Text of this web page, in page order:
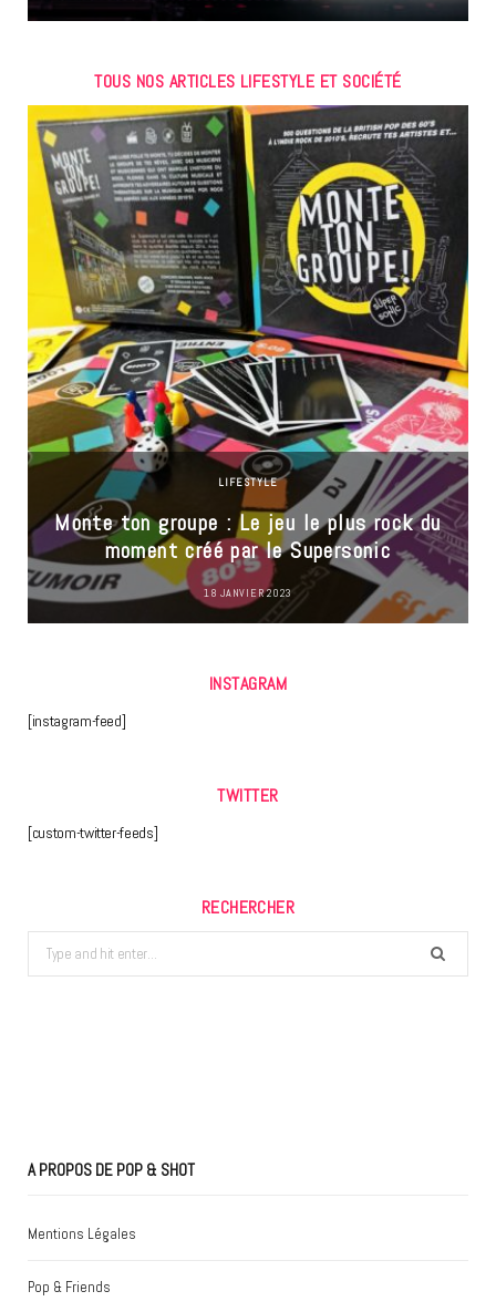
TOUS NOS ARTICLES LIFESTYLE ET SOCIÉTÉ
LIFESTYLE
Monte ton groupe : Le jeu le plus rock du
moment créé par le Supersonic
18 JANVIER 2023
INSTAGRAM
[instagram-feed]
TWITTER
[custom-twitter-feeds]
RECHERCHER
Search
for:
A PROPOS DE POP & SHOT
Mentions Légales
Pop & Friends